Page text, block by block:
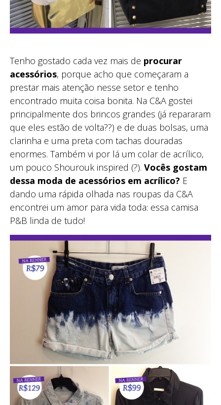
Tenho gostado cada vez mais de procurar
acessórios, porque acho que começaram a
prestar mais atenção nesse setor e tenho
encontrado muita coisa bonita. Na C&A gostei
principalmente dos brincos grandes (já repararam
que eles estão de volta??) e de duas bolsas, uma
clarinha e uma preta com tachas douradas
enormes. Também vi por lá um colar de acrílico,
um pouco Shourouk inspired (?). Vocês gostam
dessa moda de acessórios em acrílico? E
dando uma rápida olhada nas roupas da C&A
encontrei um amor para vida toda: essa camisa
P&B linda de tudo!